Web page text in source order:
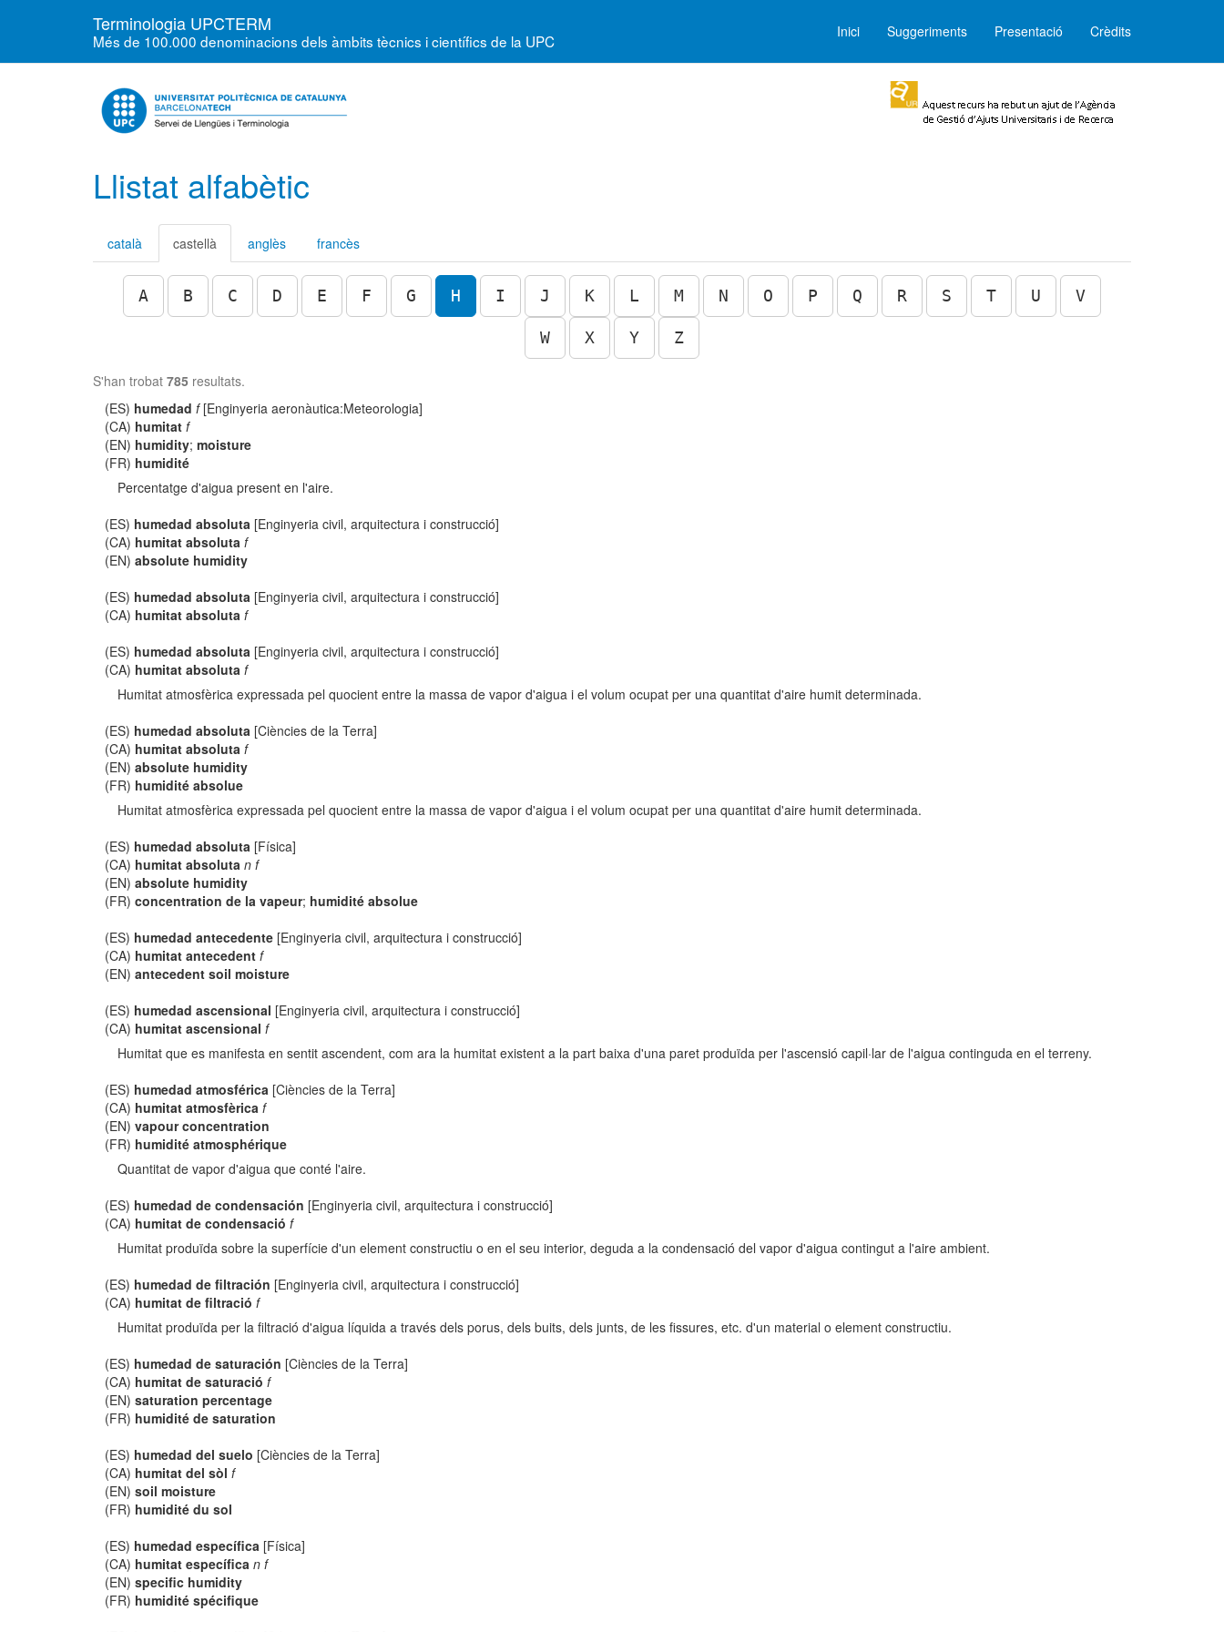
Terminologia UPCTERM
Més de 100.000 denominacions dels àmbits tècnics i científics de la UPC Inici Suggeriments Presentació Crèdits
Llistat alfabètic
català castellà anglès francès
A B C D E F G H I J K L M N O P Q R S T U V
W X Y Z
S'han trobat 785 resultats.
(ES) humedad f[Enginyeria aeronàutica:Meteorologia]
(CA) humitat f
(EN) humidity;moisture
(FR) humidité
Percentatge d'aigua present en l'aire.
(ES) humedad absoluta [Enginyeria civil, arquitectura i construcció]
(CA) humitat absoluta f
(EN)absolute humidity
(ES) humedad absoluta [Enginyeria civil, arquitectura i construcció]
(CA) humitat absoluta f
(ES) humedad absoluta [Enginyeria civil, arquitectura i construcció]
(CA) humitat absoluta f
Humitat atmosfèrica expressada pel quocient entre la massa de vapor d'aigua i el volum ocupat per una quantitat d'aire humit determinada.
(ES) humedad absoluta [Ciències de la Terra]
(CA) humitat absoluta f
(EN)absolute humidity
(FR) humidité absolue
Humitat atmosfèrica expressada pel quocient entre la massa de vapor d'aigua i el volum ocupat per una quantitat d'aire humit determinada.
(ES) humedad absoluta [Física]
(CA) humitat absoluta n f
(EN)absolute humidity
(FR)concentration de la vapeur; humidité absolue
(ES) humedad antecedente [Enginyeria civil, arquitectura i construcció]
(CA) humitat antecedent f
(EN)antecedent soil moisture
(ES) humedad ascensional [Enginyeria civil, arquitectura i construcció]
(CA) humitat ascensional f
Humitat que es manifesta en sentit ascendent, com ara la humitat existent a la part baixa d'una paret produïda per l'ascensió capil·lar de l'aigua continguda en el terreny.
(ES) humedad atmosférica [Ciències de la Terra]
(CA) humitat atmosfèrica f
(EN)vapour concentration
(FR) humidité atmosphérique
Quantitat de vapor d'aigua que conté l'aire.
(ES) humedad de condensación [Enginyeria civil, arquitectura i construcció]
(CA) humitat de condensació f
Humitat produïda sobre la superfície d'un element constructiu o en el seu interior, deguda a la condensació del vapor d'aigua contingut a l'aire ambient.
(ES) humedad de filtración [Enginyeria civil, arquitectura i construcció]
(CA) humitat de filtració f
Humitat produïda per la filtració d'aigua líquida a través dels porus, dels buits, dels junts, de les fissures, etc. d'un material o element constructiu.
(ES) humedad de saturación [Ciències de la Terra]
(CA) humitat de saturació f
(EN)saturation percentage
(FR) humidité de saturation
(ES) humedad del suelo [Ciències de la Terra]
(CA) humitat del sòl f
(EN)soil moisture
(FR) humidité du sol
(ES) humedad específica [Física]
(CA) humitat específica n f
(EN)specific humidity
(FR) humidité spécifique